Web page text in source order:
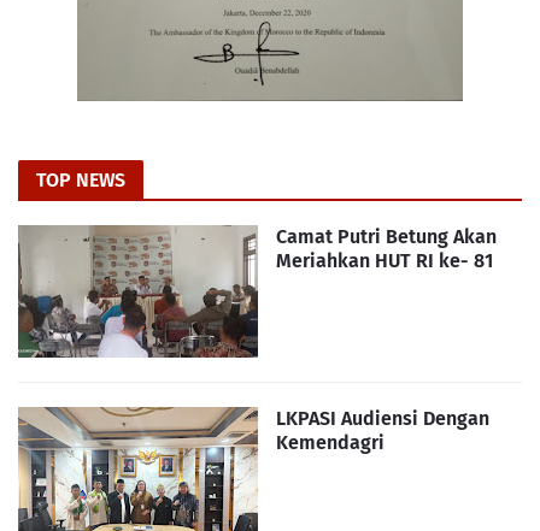
TOP NEWS
Camat Putri Betung Akan
Meriahkan HUT RI ke- 81
LKPASI Audiensi Dengan
Kemendagri